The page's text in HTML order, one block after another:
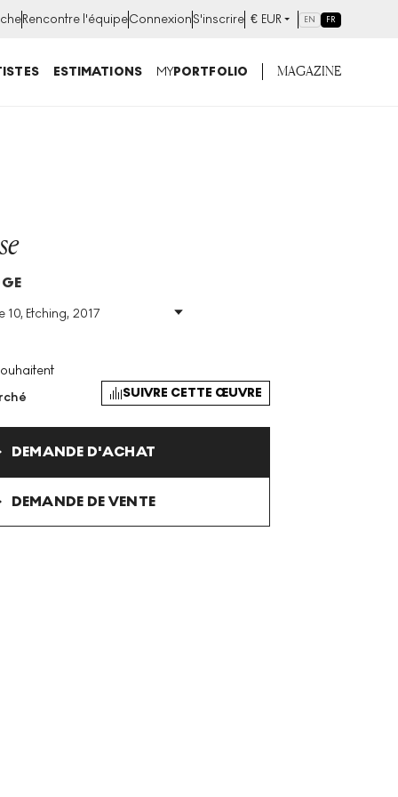
Rencontre l'équipeConnexionS'inscrire € EUR EN FR
ESTIMATIONS MYPORTFOLIO MAGAZINE
10, Etching, 2017
Taille: H 160cm X W
Format
SUIVRE CETTE ŒUVRE
DEMANDE D'ACHAT
DEMANDE DE VENTE